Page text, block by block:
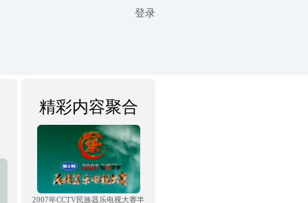
登录
精彩内容聚合
2007年CCTV民族器乐电视大赛半